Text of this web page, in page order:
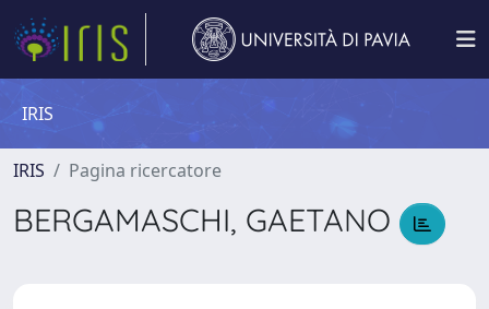
IRIS
IRIS Pagina ricercatore
BERGAMASCHI, GAETANO